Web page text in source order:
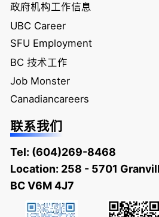
政府机构工作信息
UBC Career
SFU Employment
BC 技术工作
Job Monster
Canadiancareers
联系我们
Tel: (604)269-8468
Location: 258 - 5701
BC V6M 4J7